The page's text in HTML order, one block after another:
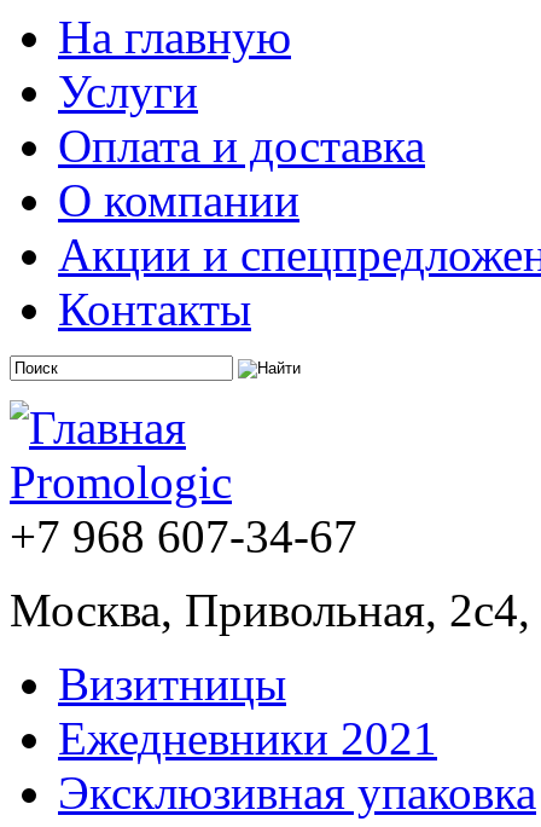
На главную
Услуги
Оплата и доставка
О компании
Акции и
Контакты
+7 968 607-34-67
Москва, Привольная,
Визитницы
Ежедневники 2021
Эксклюзивная упаковка